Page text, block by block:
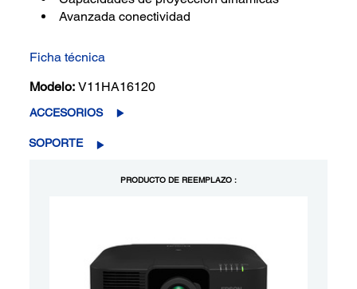
Avanzada conectividad
Ficha técnica
Modelo: V11HA16120
ACCESORIOS
SOPORTE
PRODUCTO DE REEMPLAZO :